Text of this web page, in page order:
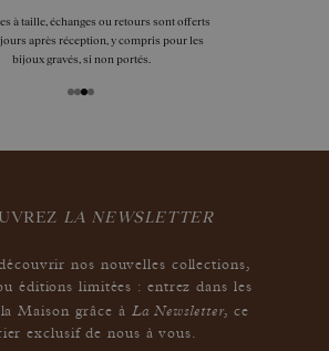
Par téléphone+41 22 518 08 94
parWhatsAppau+33 7 55 53 68 17
Par emailhello@gemmyo.com
LA NEWSLETTER
nos nouvelles collections,
éditions limitées : entrez dans les
Maison grâce à La Newsletter,ce
exclusif de nous à vous.